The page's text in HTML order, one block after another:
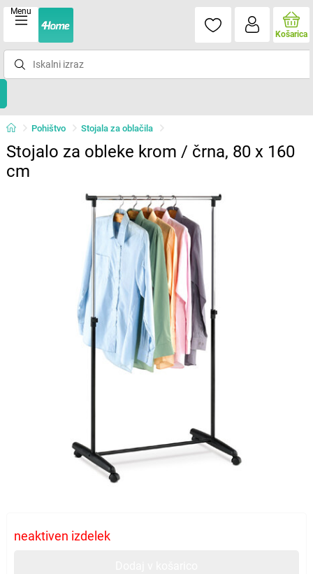
Menu
Košarica
Pohištvo Stojala za oblačila
Stojalo za obleke krom / črna, 80 x 160
cm
neaktiven izdelek